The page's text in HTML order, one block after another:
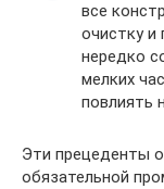
все
очистку и
нередко
мелких
повлиять
Эти прецеденты
обязательной